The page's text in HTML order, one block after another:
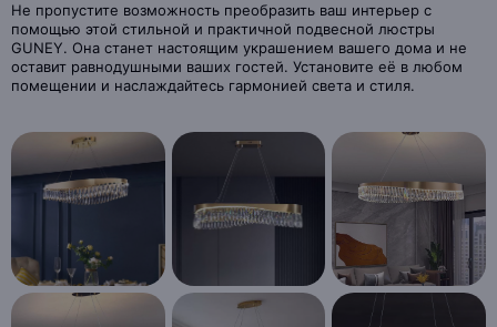
Не пропустите возможность преобразить ваш интерьер с
помощью этой стильной и практичной подвесной люстры
GUNEY. Она станет настоящим украшением вашего дома и не
оставит равнодушными ваших гостей. Установите её в любом
помещении и наслаждайтесь гармонией света и стиля.